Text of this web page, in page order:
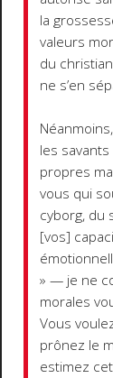
la
valeurs
du
ne s’en
les
propres
vous qui
cyborg, du
[vos]
» — je ne
morales
Vous
prônez le
estimez